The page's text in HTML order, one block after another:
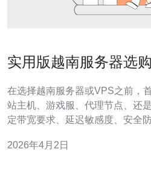
实用版越南服务器选
在选择越南服务器或VPS之前，
站主机、游戏服、代理节点、还
定带宽要求、延迟敏感度、安全
项。优秀机房应具备多路电源供
2026年4月2日